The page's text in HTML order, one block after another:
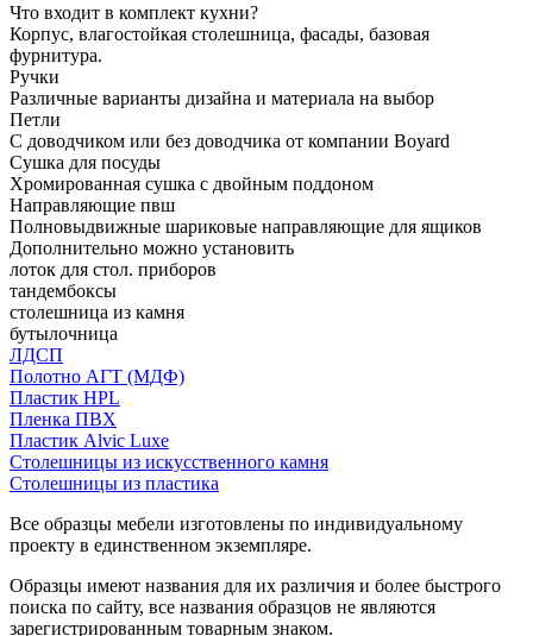
Что входит в комплект кухни?
Корпус, влагостойкая столешница, фасады, базовая
фурнитура.
Ручки
Различные варианты дизайна и материала на выбор
Петли
С доводчиком или без доводчика от компании Boyard
Сушка для посуды
Хромированная сушка с двойным поддоном
Направляющие пвш
Полновыдвижные шариковые направляющие для ящиков
Дополнительно можно установить
лоток для стол. приборов
тандембоксы
столешница из камня
бутылочница
ЛДСП
Полотно АГТ (МДФ)
Пластик HPL
Пленка ПВХ
Пластик Alvic Luxe
Столешницы из искусственного камня
Столешницы из пластика
Все образцы мебели изготовлены по индивидуальному
проекту в единственном экземпляре.
Образцы имеют названия для их различия и более быстрого
поиска по сайту, все названия образцов не являются
зарегистрированным товарным знаком.